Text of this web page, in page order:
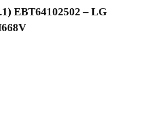
EBT64102502 – LG